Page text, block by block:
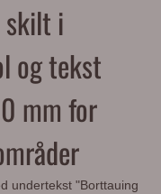
skilt i
og tekst
mm for
undertekst "Borttauing